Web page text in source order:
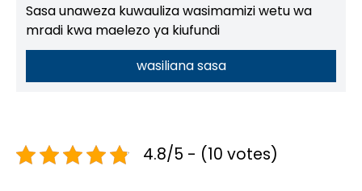
Sasa unaweza kuwauliza wasimamizi wetu wa
mradi kwa maelezo ya kiufundi
wasiliana sasa
4.8/5 - (10 votes)